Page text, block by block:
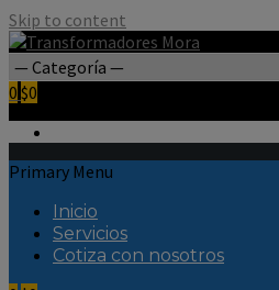
Skip to content
0 $0
Primary Menu
Inicio
Servicios
Cotiza con nosotros